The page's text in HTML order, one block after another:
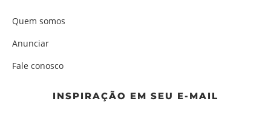
Quem somos
Anunciar
Fale conosco
INSPIRAÇÃO EM SEU E-MAIL